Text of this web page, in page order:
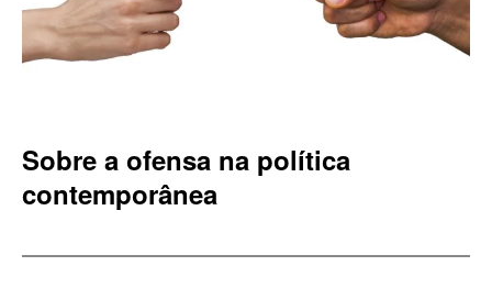
Sobre a ofensa na política
contemporânea